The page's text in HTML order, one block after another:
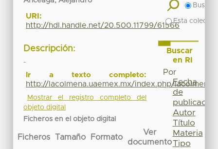
URI:
http://hdl.handle.net/20.500.11799/61566
Descripción:
-
Ir a texto completo:
http://lacolmena.uaemex.mx/index.php/
Mostrar el registro completo del
objeto digital
Ficheros en el objeto digital
Ficheros Tamaño Formato
Ver
documento
Buscar
Esta
Buscar
en RI
Por
Fecha
de
publicación
Autor
Título
Materia
Tipo